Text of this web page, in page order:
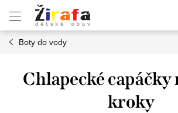
obsah
Boty do vody
Chlapecké
kroky